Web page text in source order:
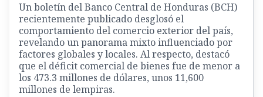
Un boletín del Banco Central de Honduras (BCH)
recientemente publicado desglosó el
comportamiento del comercio exterior del país,
revelando un panorama mixto influenciado por
factores globales y locales. Al respecto, destacó
que el déficit comercial de bienes fue de menor a
los 473.3 millones de dólares, unos 11,600
millones de lempiras.